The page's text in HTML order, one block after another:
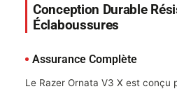
Conception Durable
Éclaboussures
Assurance Complète
Le Razer Ornata V3 X est conçu